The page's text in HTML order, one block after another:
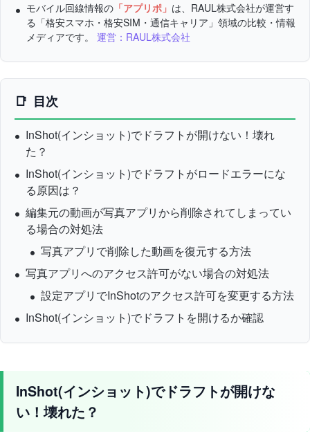
モバイル回線情報の 「アプリポ」 は、RAUL株式会社が運営す
る「格安スマホ・格安SIM・通信キャリア」領域の比較・情報
メディアです。 運営：RAUL株式会社
目次
InShot(インショット)でドラフトが開けない！壊れ
た？
InShot(インショット)でドラフトがロードエラーにな
る原因は？
編集元の動画が写真アプリから削除されてしまってい
る場合の対処法
写真アプリで削除した動画を復元する方法
写真アプリへのアクセス許可がない場合の対処法
設定アプリでInShotのアクセス許可を変更する方法
InShot(インショット)でドラフトを開けるか確認
InShot(インショット)でドラフトが開けな
い！壊れた？